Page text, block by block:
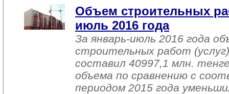
Объем строительных
июль 2016 года
За январь-июль 2016 года
строительных работ
составил 40997,1 млн.
объема по сравнению с
периодом 2015 года